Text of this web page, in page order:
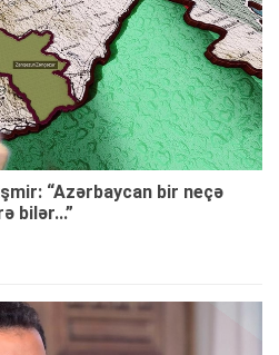
“Azərbaycan bir neçə
bilər...”